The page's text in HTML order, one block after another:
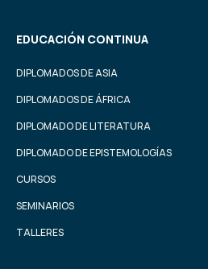
EDUCACIÓN CONTINUA
DIPLOMADOS DE ASIA
DIPLOMADOS DE ÁFRICA
DIPLOMADO DE LITERATURA
DIPLOMADO DE EPISTEMOLOGÍAS
CURSOS
SEMINARIOS
TALLERES